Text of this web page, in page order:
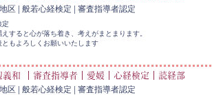
区 | 般若心経検定 | 審査指導者認定
定
えすると心が落ち着き、考えがまとまります。
ともよろしくお願いいたします
義和 ｜審査指導者｜愛媛｜心経検定｜読経部
区 | 般若心経検定 | 審査指導者認定